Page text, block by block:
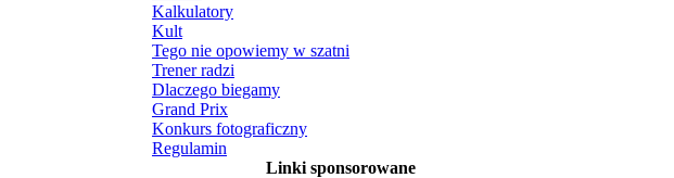
Kalkulatory
Kult
Tego nie opowiemy w szatni
Trener radzi
Dlaczego biegamy
Grand Prix
Konkurs fotograficzny
Regulamin
Linki sponsorowane